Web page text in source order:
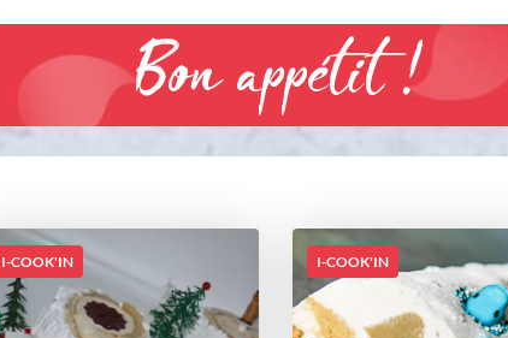
Bon appétit !
I-COOK'IN I-COOK'IN